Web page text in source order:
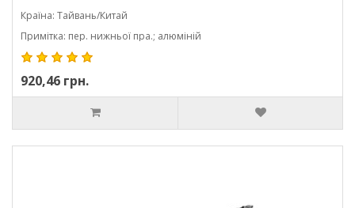
Країна: Тайвань/Китай
Примітка: пер. нижньої пра.; алюміній
920,46 грн.